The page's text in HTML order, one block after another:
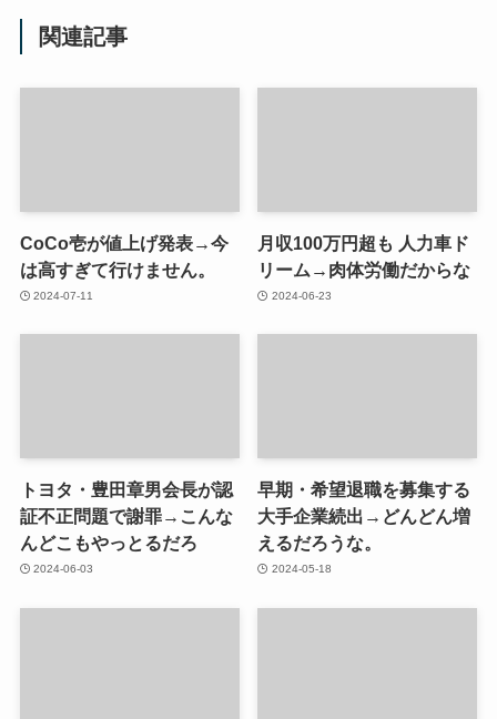
関連記事
CoCo壱が値上げ発表→今
は高すぎて行けません。
2024-07-11
月収100万円超も 人力車ド
リーム→肉体労働だからな
2024-06-23
トヨタ・豊田章男会長が認
証不正問題で謝罪→こんな
んどこもやっとるだろ
2024-06-03
早期・希望退職を募集する
大手企業続出→どんどん増
えるだろうな。
2024-05-18